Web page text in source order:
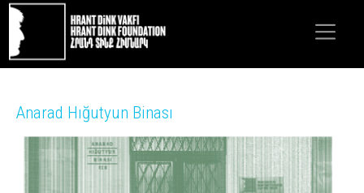
.
.
Anarad Hığutyun Binası